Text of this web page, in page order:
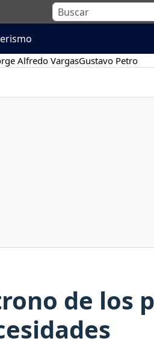
Alfredo VargasGustavo Petro
de los